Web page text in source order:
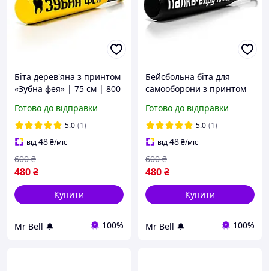
Біта дерев'яна з принтом
«Зубна фея» | 75 см | 800
Готово до відправки
5.0 (1)
від48₴/міс
480₴
600 ₴
Купити
Mr Bell 🔔 100%
Бейсбольна біта для
самооборони з принтом
см | 800 г
Готово до відправки
5.0 (1)
від48₴/міс
480₴
600 ₴
Купити
Mr Bell 🔔 100%